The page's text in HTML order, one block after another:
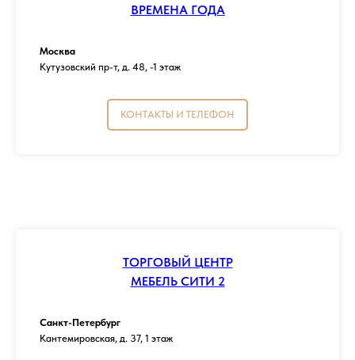
ВРЕМЕНА ГОДА
Москва
Кутузовский пр-т, д. 48, -1 этаж
КОНТАКТЫ И ТЕЛЕФОН
ТОРГОВЫЙ ЦЕНТР
МЕБЕЛЬ СИТИ 2
Санкт-Петербург
Кантемировская, д. 37, 1 этаж